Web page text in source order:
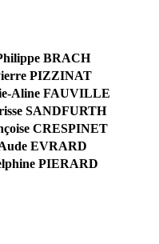
BRACH
PIZZINAT
Aline FAUVILLE
SANDFURTH
CRESPINET
EVRARD
PIERARD